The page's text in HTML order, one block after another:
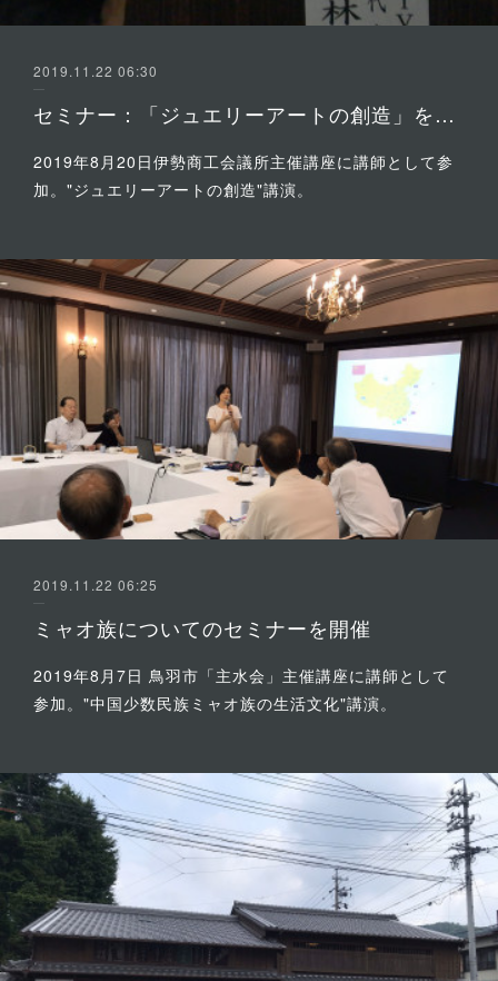
2019.11.22 06:30
セミナー：「ジュエリーアートの創造」を開催
2019年8月20日伊勢商工会議所主催講座に講師として参
加。"ジュエリーアートの創造"講演。
2019.11.22 06:25
ミャオ族についてのセミナーを開催
2019年8月7日 鳥羽市「主水会」主催講座に講師として
参加。"中国少数民族ミャオ族の生活文化"講演。